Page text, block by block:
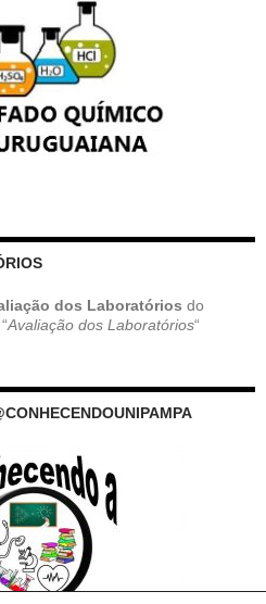
dos Laboratórios do
Avaliação dos Laboratórios“